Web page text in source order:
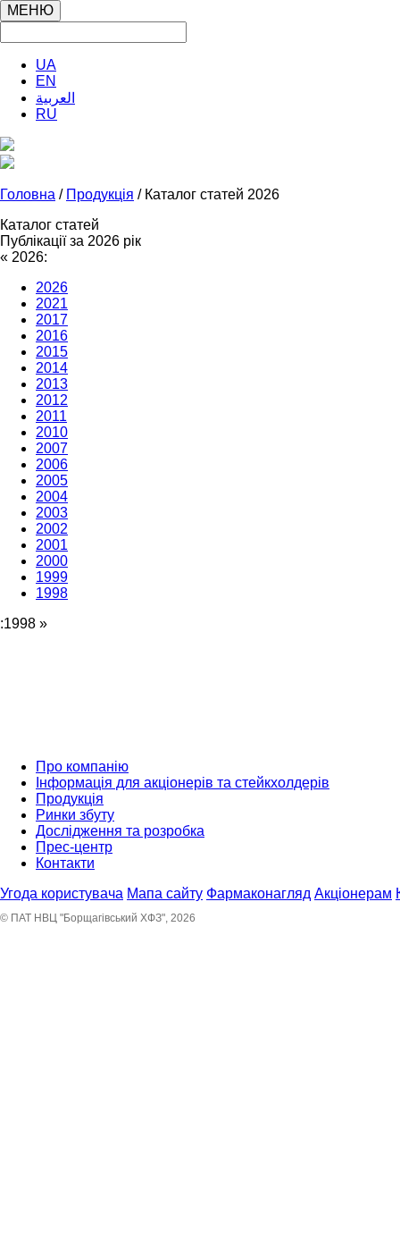
МЕНЮ
UA
EN
العربية
RU
Головна / Продукція / Каталог статей 2026
Каталог статей
Публікації за 2026 рік
« 2026:
2026
2021
2017
2016
2015
2014
2013
2012
2011
2010
2007
2006
2005
2004
2003
2002
2001
2000
1999
1998
:1998 »
Про компанію
Інформація для акціонерів та стейкхолдерів
Продукція
Ринки збуту
Дослідження та розробка
Прес-центр
Контакти
Угода користувача Мапа сайту Фармаконагляд Акціонерам
© ПАТ НВЦ "Борщагівський ХФЗ", 2026